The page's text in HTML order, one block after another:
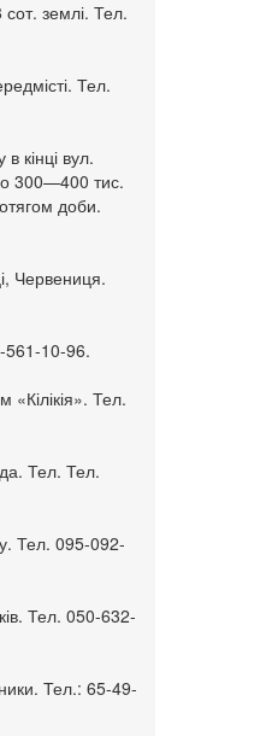
сот. землі. Тел.
Тел.
кінці вул.
300—400 тис.
доби.
Червениця.
561-10-96.
Тел.
Тел. Тел.
Тел. 095-092-
Тел. 050-632-
Тел.: 65-49-